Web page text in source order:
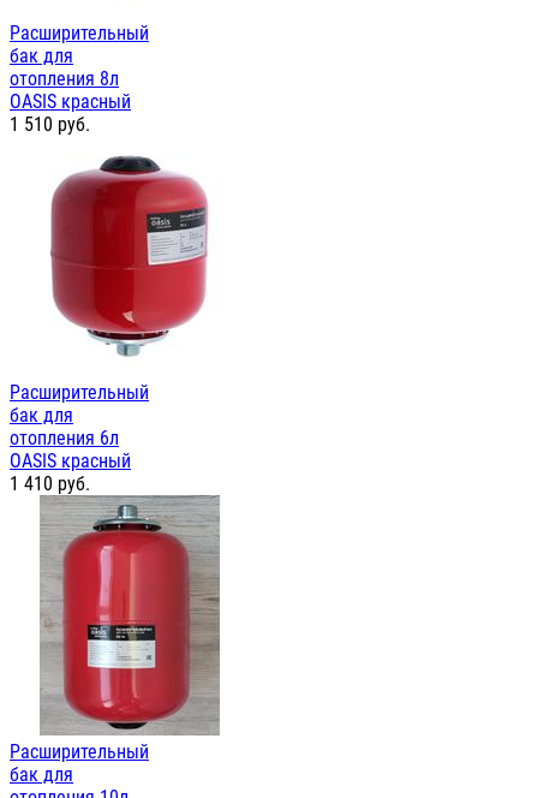
Расширительный
бак для
отопления 8л
OASIS красный
1 510 руб.
Расширительный
бак для
отопления 6л
OASIS красный
1 410 руб.
Расширительный
бак для